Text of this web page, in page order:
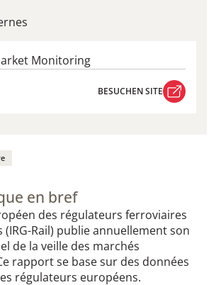
Monitoring
BESUCHEN SITE
en bref
des régulateurs ferroviaires
Rail) publie annuellement son
de la veille des marchés
rapport se base sur des données
régulateurs européens.